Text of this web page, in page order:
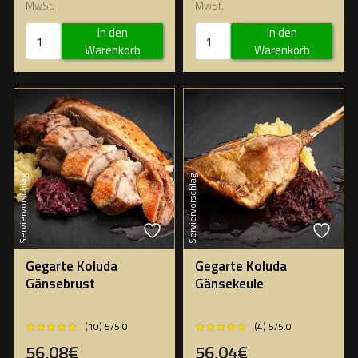
MwSt.
In den
Warenkorb
MwSt.
In den
Warenkorb
Serviervorschlag
Gegarte Koluda
Gänsebrust
★★★★★
★★★★★ (10) 5/5.0
56,08€
Serviervorschlag
Gegarte Koluda
Gänsekeule
★★★★★
★★★★★ (4) 5/5.0
56,04€